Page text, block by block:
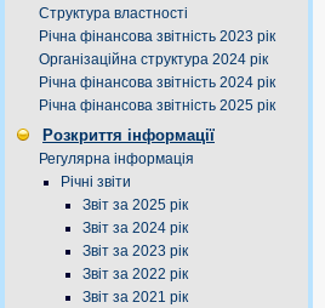
Структура властності
Річна фінансова звітність 2023 рік
Організаційна структура 2024 рік
Річна фінансова звітність 2024 рік
Річна фінансова звітність 2025 рік
Розкриття інформації
Регулярна інформація
Річні звіти
Звіт за 2025 рік
Звіт за 2024 рік
Звіт за 2023 рік
Звіт за 2022 рік
Звіт за 2021 рік